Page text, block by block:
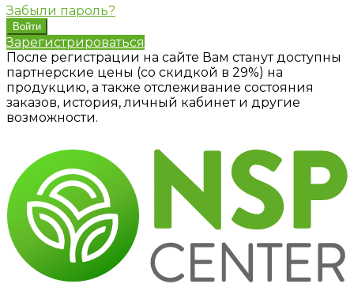
Забыли пароль?
Зарегистрироваться
После регистрации на сайте Вам станут доступны
партнерские цены (со скидкой в 29%) на
продукцию, а также отслеживание состояния
заказов, история, личный кабинет и другие
возможности.